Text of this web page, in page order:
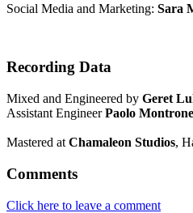
Social Media and Marketing: Sara
Recording Data
Mixed and Engineered by Geret
Assistant Engineer Paolo Montrone
Mastered at Chamaleon Studios,
Comments
Click here to leave a comment